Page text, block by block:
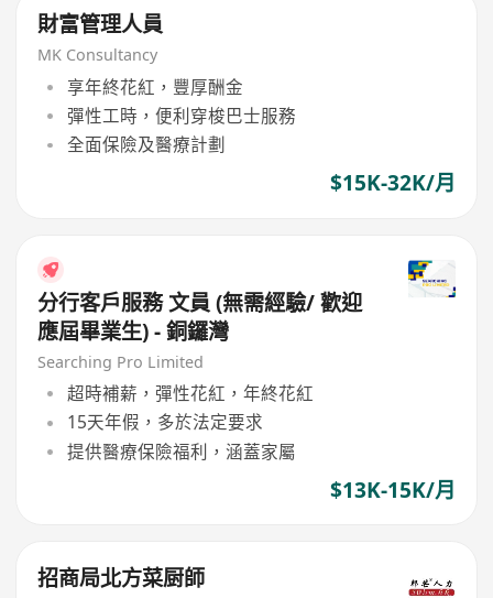
財富管理人員
MK Consultancy
享年終花紅，豐厚酬金
彈性工時，便利穿梭巴士服務
全面保險及醫療計劃
$15K-32K/月
分行客戶服務 文員 (無需經驗/ 歡迎
應屆畢業生) - 銅鑼灣
Searching Pro Limited
超時補薪，彈性花紅，年終花紅
15天年假，多於法定要求
提供醫療保險福利，涵蓋家屬
$13K-15K/月
招商局北方菜厨師